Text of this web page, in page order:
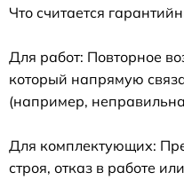
Что считается
Для работ: Повторное
который напрямую
(например,
Для комплектующих:
строя, отказ в работе